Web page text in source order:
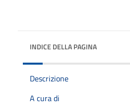
INDICE DELLA PAGINA
Descrizione
A cura di